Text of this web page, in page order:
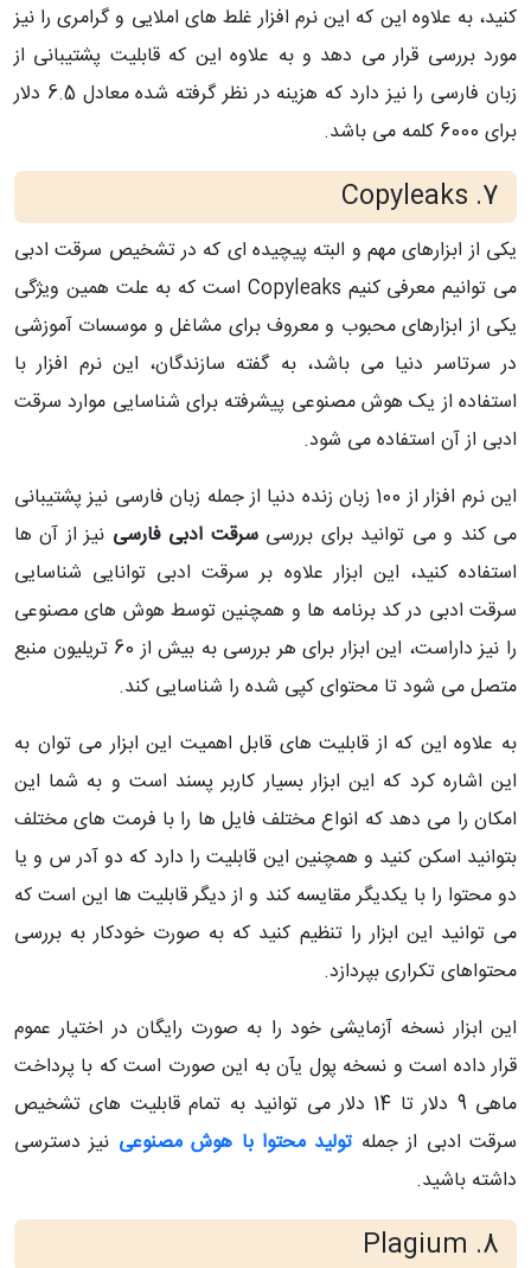
کنید، به علاوه این که این نرم افزار غلط های املایی و گرامری را نیز
مورد بررسی قرار می دهد و به علاوه این که قابلیت پشتیبانی از
زبان فارسی را نیز دارد که هزینه در نظر گرفته شده معادل 6.5 دلار
برای 6000 کلمه می باشد.
7.
Copyleaks
یکی از ابزارهای مهم و البته پیچیده ای که در تشخیص سرقت ادبی
می توانیم معرفی کنیم Copyleaks است که به علت همین ویژگی
یکی از ابزارهای محبوب و معروف برای مشاغل و موسسات آموزشی
در سرتاسر دنیا می باشد، به گفته سازندگان، این نرم افزار با
استفاده از یک هوش مصنوعی پیشرفته برای شناسایی موارد سرقت
ادبی از آن استفاده می شود.
این نرم افزار از 100 زبان زنده دنیا از جمله زبان فارسی نیز پشتیبانی
می کند و می توانید برای بررسیسرقت ادبی فارسی نیز از آن ها
استفاده کنید، این ابزار علاوه بر سرقت ادبی توانایی شناسایی
سرقت ادبی در کد برنامه ها و همچنین توسط هوش های مصنوعی
را نیز داراست، این ابزار برای هر بررسی به بیش از 60 تریلیون منبع
متصل می شود تا محتوای کپی شده را شناسایی کند.
به علاوه این که از قابلیت های قابل اهمیت این ابزار می توان به
این اشاره کرد که این ابزار بسیار کاربر پسند است و به شما این
امکان را می دهد که انواع مختلف فایل ها را با فرمت های مختلف
بتوانید اسکن کنید و همچنین این قابلیت را دارد که دو آدر س و یا
دو محتوا را با یکدیگر مقایسه کند و از دیگر قابلیت ها این است که
می توانید این ابزار را تنظیم کنید که به صورت خودکار به بررسی
محتواهای تکراری بپردازد.
این ابزار نسخه آزمایشی خود را به صورت رایگان در اختیار عموم
قرار داده است و نسخه پول یآن به این صورت است که با پرداخت
ماهی 9 دلار تا 14 دلار می توانید به تمام قابلیت های تشخیص
سرقت ادبی از جمله تولید محتوا با هوش مصنوعی نیز دسترسی
داشته باشید.
8. Plagium